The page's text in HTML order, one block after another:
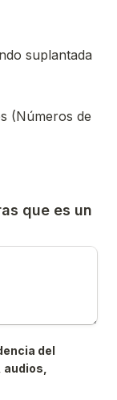
suplantada
(Números de
que es un
del